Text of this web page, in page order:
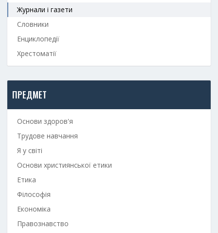
Журнали і газети
Словники
Енциклопедії
Хрестоматії
ПРЕДМЕТ
Основи здоров'я
Трудове навчання
Я у світі
Основи християнської етики
Етика
Філософія
Економіка
Правознавство